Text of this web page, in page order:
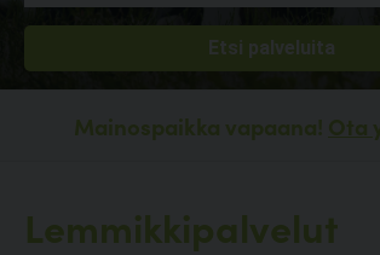
Mainospaikka vapaana! Ota
Lemmikkipalvelut